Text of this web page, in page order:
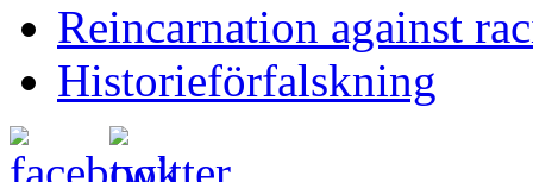
Reincarnation against
Historieförfalskning